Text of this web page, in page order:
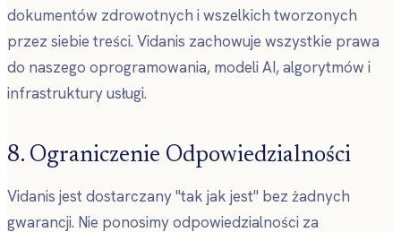
dokumentów zdrowotnych i wszelkich tworzonych
przez siebie treści. Vidanis zachowuje wszystkie prawa
do naszego oprogramowania, modeli AI, algorytmów i
infrastruktury usługi.
8. Ograniczenie Odpowiedzialności
Vidanis jest dostarczany "tak jak jest" bez żadnych
gwarancji. Nie ponosimy odpowiedzialności za